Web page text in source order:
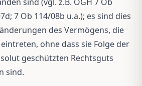
7 Ob 114/08b u.a.); es sind dies
des Vermögens, die
ohne dass sie Folge der
geschützten Rechtsguts
sind.